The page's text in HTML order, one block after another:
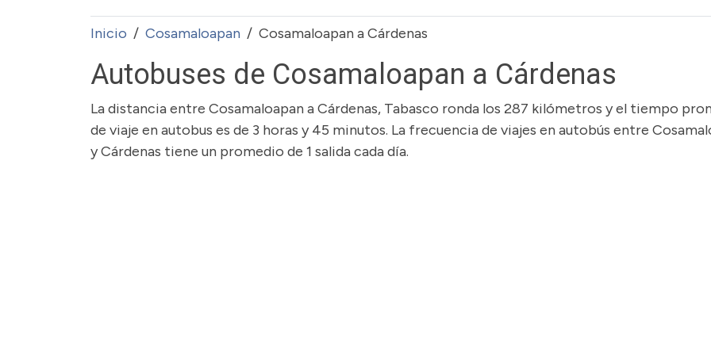
Inicio Cosamaloapan Cosamaloapan a Cárdenas
Autobuses de Cosamaloapan a Cárdenas
La distancia entre Cosamaloapan a Cárdenas, Tabasco ronda los 287 kilómetros y el tiempo
de viaje en autobus es de 3 horas y 45 minutos. La frecuencia de viajes en autobús entre
y Cárdenas tiene un promedio de 1 salida cada día.